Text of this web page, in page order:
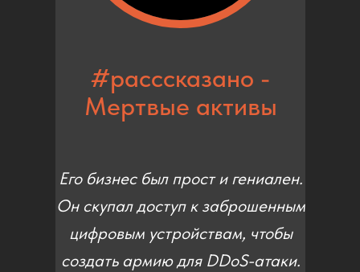
#расссказано -
Мертвые активы
Его бизнес был прост и гениален.
Он скупал доступ к заброшенным
цифровым устройствам, чтобы
создать армию для DDoS-атаки.